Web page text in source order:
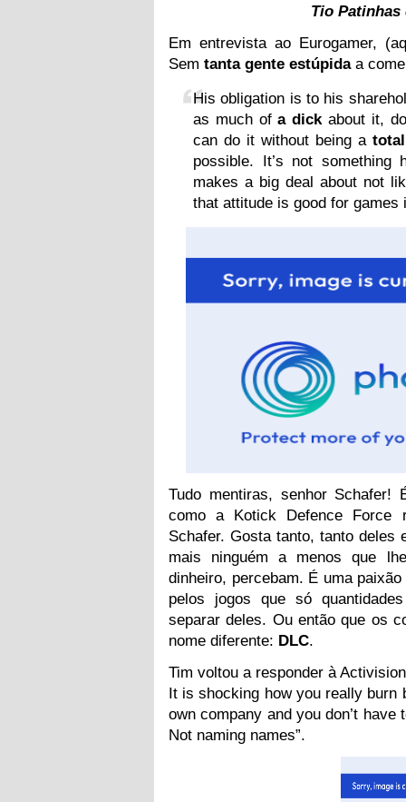
Tio
Em entrevista ao Eurogamer,
Sem tanta gente estúpidaa
His obligation is to his
as much ofa dick about it,
can do it without being a
possible. It’s not
makes a big deal about not
that attitude is good for games
Tudo mentiras, senhor
como a Kotick Defence Force
Schafer. Gosta tanto, tanto deles
mais ninguém a menos que
dinheiro, percebam. É uma
pelos jogos que só
separar deles. Ou então que os
nome diferente: DLC.
Tim voltou a responder à
It is shocking how you really burn
own company and you don’t
Not naming names”.